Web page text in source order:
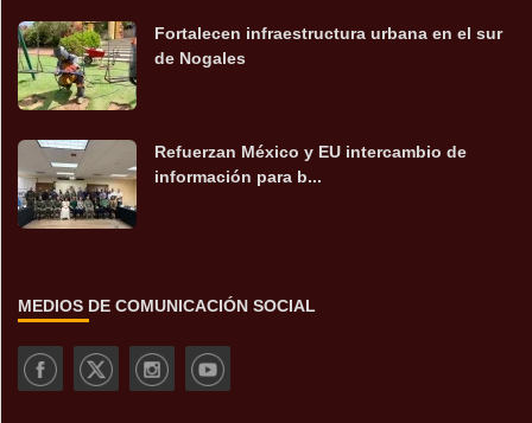
Fortalecen infraestructura urbana en el sur
de Nogales
Refuerzan México y EU intercambio de
información para b...
MEDIOS DE COMUNICACIÓN SOCIAL